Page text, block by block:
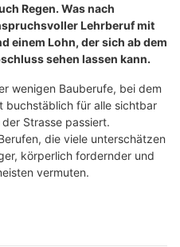
Regen. Was nach
Lehrberuf mit
einem Lohn, der sich ab dem
sehen lassen kann.
wenigen Bauberufe, bei dem
buchstäblich für alle sichtbar
Strasse passiert.
die viele unterschätzen
körperlich fordernder und
vermuten.